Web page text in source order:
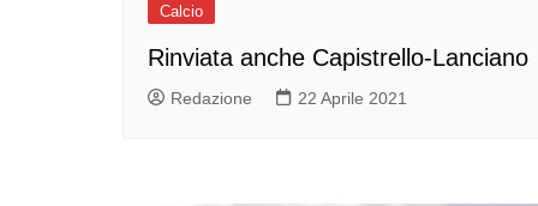
Calcio
Rinviata anche Capistrello-Lanciano
Redazione 22 Aprile 2021